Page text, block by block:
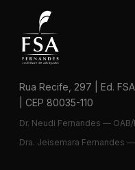
Rua Recife, 297 | Ed.
| CEP 80035-110
Dr. Neudi Fernandes — OAB/
Dra. Jeisemara Fernandes